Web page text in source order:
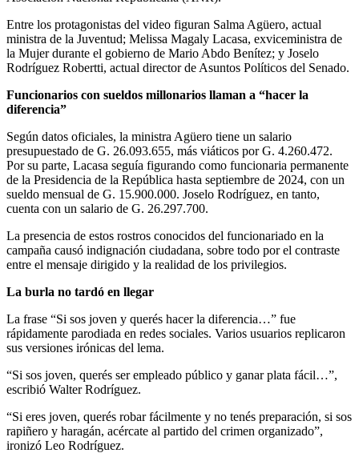
Entre los protagonistas del video figuran Salma Agüero, actual
ministra de la Juventud; Melissa Magaly Lacasa, exviceministra de
la Mujer durante el gobierno de Mario Abdo Benítez; y Joselo
Rodríguez Robertti, actual director de Asuntos Políticos del Senado.
Funcionarios con sueldos millonarios llaman a “hacer la
diferencia”
Según datos oficiales, la ministra Agüero tiene un salario
presupuestado de G. 26.093.655, más viáticos por G. 4.260.472.
Por su parte, Lacasa seguía figurando como funcionaria permanente
de la Presidencia de la República hasta septiembre de 2024, con un
sueldo mensual de G. 15.900.000. Joselo Rodríguez, en tanto,
cuenta con un salario de G. 26.297.700.
La presencia de estos rostros conocidos del funcionariado en la
campaña causó indignación ciudadana, sobre todo por el contraste
entre el mensaje dirigido y la realidad de los privilegios.
La burla no tardó en llegar
La frase “Si sos joven y querés hacer la diferencia…” fue
rápidamente parodiada en redes sociales. Varios usuarios replicaron
sus versiones irónicas del lema.
“Si sos joven, querés ser empleado público y ganar plata fácil…”,
escribió Walter Rodríguez.
“Si eres joven, querés robar fácilmente y no tenés preparación, si sos
rapiñero y haragán, acércate al partido del crimen organizado”,
ironizó Leo Rodríguez.